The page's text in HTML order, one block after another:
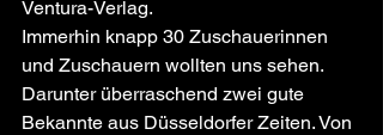
Ventura-Verlag.
Immerhin knapp 30 Zuschauerinnen
und Zuschauern wollten uns sehen.
Darunter überraschend zwei gute
Bekannte aus Düsseldorfer Zeiten. Von